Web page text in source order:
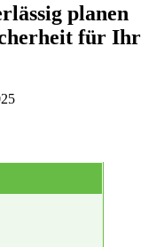
planen
für Ihr